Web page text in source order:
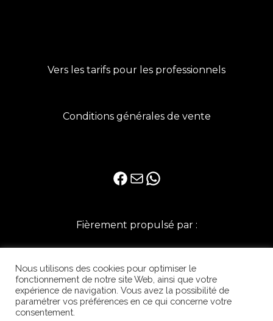
Vers les tarifs pour les professionnels
Conditions générales de vente
Facebook
E-mailWhatsApp
Fièrement propulsé par :
Nous utilisons des cookies pour optimiser le
fonctionnement de notre site Web, ainsi que votre
expérience de navigation. Vous avez la possibilité de
paramétrer vos préférences en ce qui concerne votre
consentement.